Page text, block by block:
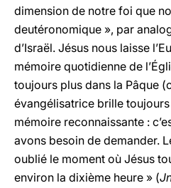
dimension de notre foi que
deutéronomique », par
d’Israël. Jésus nous laisse
mémoire quotidienne de
toujours plus dans la Pâque
évangélisatrice brille
mémoire reconnaissante :
avons besoin de demander.
oublié le moment où Jésus
environ la dixième heure » (